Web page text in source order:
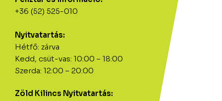
+36 (52) 525-010
Nyitvatartás:
Hétfő: zárva
Kedd, csüt-vas: 10:00 – 18:00
Szerda: 12:00 – 20:00
Zöld Kilincs Nyitvatartás: